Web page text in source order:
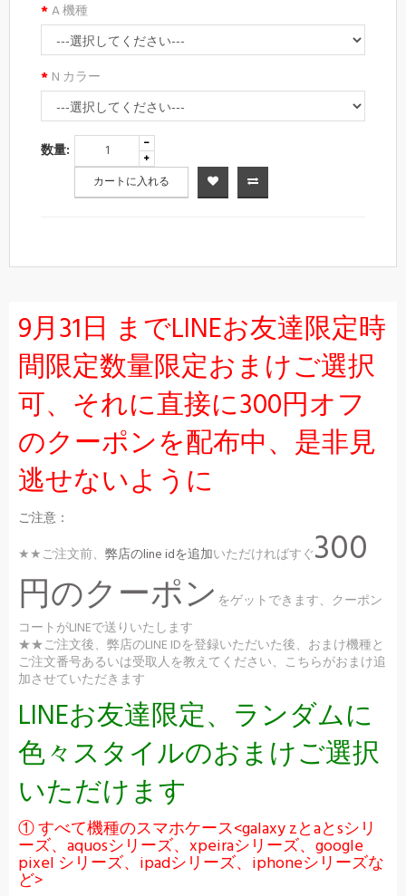
A 機種
N カラー
数量:
カートに入れる
9月31日 までLINEお友達限定時
間限定数量限定おまけご選択
可、それに直接に300円オフ
のクーポンを配布中、是非見
逃せないように
ご注意：
★★ご注文前、 弊店のline idを追加いただければすぐ300
円のクーポン をゲットできます、クーポン
コートがLINEで送りいたします
★★ご注文後、弊店のLINE IDを登録いただいた後、おまけ機種と
ご注文番号あるいは受取人を教えてください、こちらがおまけ追
加させていただきます
LINEお友達限定、ランダムに
色々スタイルのおまけご選択
いただけます
① すべて機種のスマホケース<galaxy zとaとsシリ
ーズ、aquosシリーズ、xpeiraシリーズ、google
pixel シリーズ、ipadシリーズ、iphoneシリーズな
ど>